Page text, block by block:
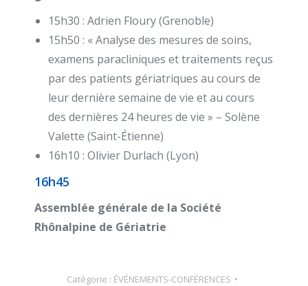
15h30 : Adrien Floury (Grenoble)
15h50 : « Analyse des mesures de soins,
examens paracliniques et traitements reçus
par des patients gériatriques au cours de
leur dernière semaine de vie et au cours
des dernières 24 heures de vie » – Solène
Valette (Saint-Étienne)
16h10 : Olivier Durlach (Lyon)
16h45
Assemblée générale de la Société
Rhônalpine de Gériatrie
Catégorie : ÉVÉNEMENTS-CONFÉRENCES